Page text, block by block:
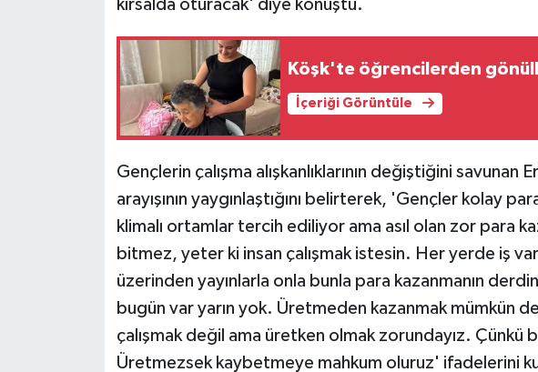
kırsalda oturacak' diye konuştu.
Köşk'te öğrencilerden
İçeriği Görüntüle
Gençlerin çalışma alışkanlıklarının değiştiğini savunan
arayışının yaygınlaştığını belirterek, 'Gençler kolay
klimalı ortamlar tercih ediliyor ama asıl olan zor para
bitmez, yeter ki insan çalışmak istesin. Her yerde iş
üzerinden yayınlarla onla bunla para kazanmanın
bugün var yarın yok. Üretmeden kazanmak mümkün
çalışmak değil ama üretken olmak zorundayız. Çünkü
Üretmezsek kaybetmeye mahkum oluruz' ifadelerini